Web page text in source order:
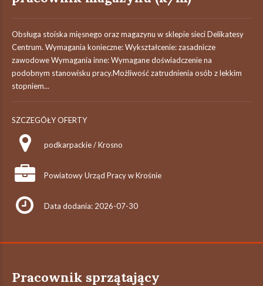
Obsługa stoiska mięsnego oraz magazynu w sklepie sieci Delikatesy
Centrum. Wymagania konieczne: Wykształcenie: zasadnicze
zawodowe Wymagania inne: Wymagane doświadczenie na
podobnym stanowisku pracy.Możliwość zatrudnienia osób z lekkim
stopniem...
SZCZEGÓŁY OFERTY
podkarpackie / Krosno
Powiatowy Urząd Pracy w Krośnie
Data dodania: 2026-07-30
Pracownik sprzątający